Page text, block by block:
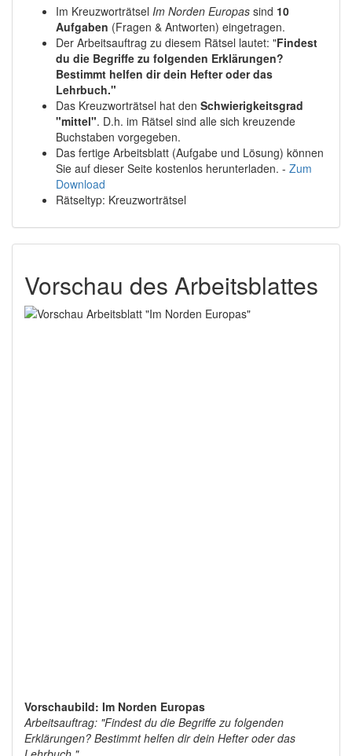
Im Kreuzworträtsel Im Norden Europas sind 10
Aufgaben (Fragen & Antworten) eingetragen.
Der Arbeitsauftrag zu diesem Rätsel lautet: "Findest
du die Begriffe zu folgenden Erklärungen?
Bestimmt helfen dir dein Hefter oder das
Lehrbuch."
Das Kreuzworträtsel hat den Schwierigkeitsgrad
"mittel". D.h. im Rätsel sind alle sich kreuzende
Buchstaben vorgegeben.
Das fertige Arbeitsblatt (Aufgabe und Lösung) können
Sie auf dieser Seite kostenlos herunterladen. - Zum
Download
Rätseltyp: Kreuzworträtsel
Vorschau des Arbeitsblattes
Vorschaubild: Im Norden Europas
Arbeitsauftrag: "Findest du die Begriffe zu folgenden
Erklärungen? Bestimmt helfen dir dein Hefter oder das